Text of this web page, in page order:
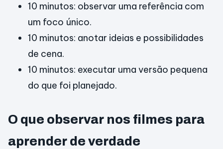
10 minutos: observar uma referência com
um foco único.
10 minutos: anotar ideias e possibilidades
de cena.
10 minutos: executar uma versão pequena
do que foi planejado.
O que observar nos filmes para
aprender de verdade